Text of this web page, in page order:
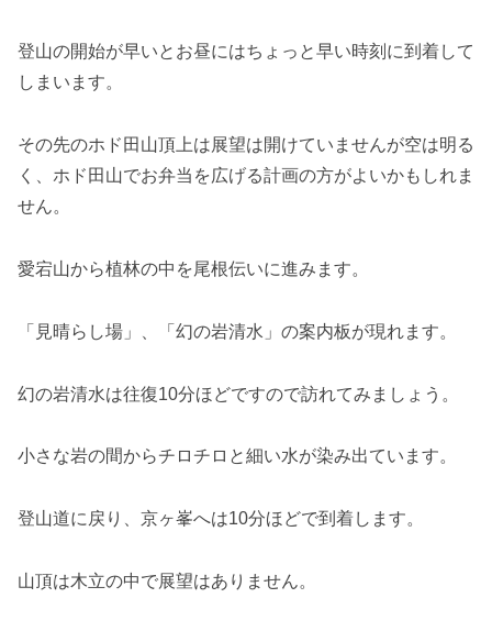
登山の開始が早いとお昼にはちょっと早い時刻に到着して
しまいます。
その先のホド田山頂上は展望は開けていませんが空は明る
く、ホド田山でお弁当を広げる計画の方がよいかもしれま
せん。
愛宕山から植林の中を尾根伝いに進みます。
「見晴らし場」、「幻の岩清水」の案内板が現れます。
幻の岩清水は往復10分ほどですので訪れてみましょう。
小さな岩の間からチロチロと細い水が染み出ています。
登山道に戻り、京ヶ峯へは10分ほどで到着します。
山頂は木立の中で展望はありません。